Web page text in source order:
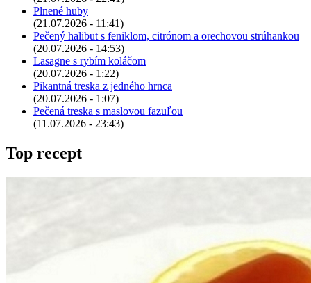
Plnené huby
(21.07.2026 - 11:41)
Pečený halibut s feniklom, citrónom a orechovou strúhankou
(20.07.2026 - 14:53)
Lasagne s rybím koláčom
(20.07.2026 - 1:22)
Pikantná treska z jedného hrnca
(20.07.2026 - 1:07)
Pečená treska s maslovou fazuľou
(11.07.2026 - 23:43)
Top recept